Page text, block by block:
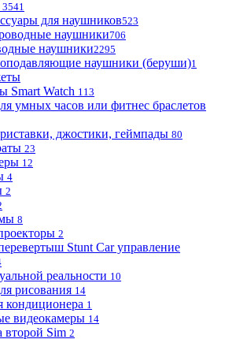
3541
для наушников523
наушники706
наушники2295
наушники (беруши)1
Smart Watch 113
умных часов или фитнес браслетов
джостики, геймпады 80
23
12
4
2
8
2
Stunt Car управление
реальности 10
рисования 14
кондиционера 1
видеокамеры 14
второй Sim 2